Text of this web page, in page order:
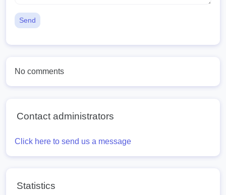
Send
No comments
Contact administrators
Click here to send us a message
Statistics